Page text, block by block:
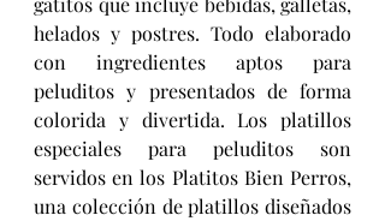
helados y postres. Todo elaborado
con ingredientes aptos para
peluditos y presentados de forma
colorida y divertida. Los platillos
especiales para peluditos son
servidos en los Platitos Bien Perros,
una colección de platillos diseñados